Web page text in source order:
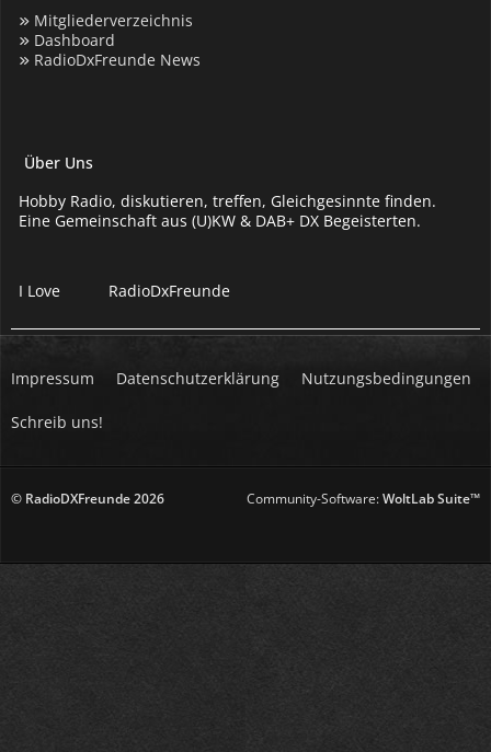
Mitgliederverzeichnis
Dashboard
RadioDxFreunde News
Über Uns
Hobby Radio, diskutieren, treffen, Gleichgesinnte finden.
Eine Gemeinschaft aus (U)KW & DAB+ DX Begeisterten.
I Love RadioDxFreunde
Impressum Datenschutzerklärung Nutzungsbedingungen
Schreib uns!
© RadioDXFreunde2026 Community-Software:WoltLab Suite™